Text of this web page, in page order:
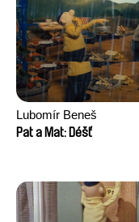
Lubomír Beneš
Pat a Mat: Déšť